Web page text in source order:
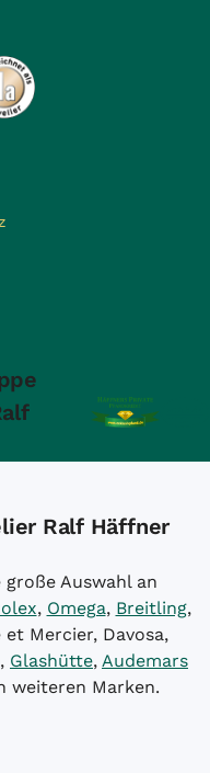
Ralf Häffner
Auswahl an
, Omega, Breitling,
Mercier, Davosa,
Glashütte, Audemars
weiteren Marken.